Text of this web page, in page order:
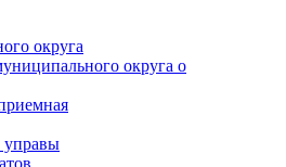
округа
округа о
управы